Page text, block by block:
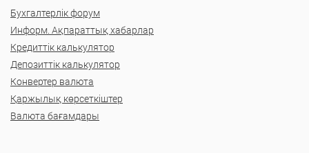
Бухгалтерлік форум
Информ. Ақпараттық хабарлар
Кредиттік калькулятор
Депозиттік калькулятор
Конвертер валюта
Қаржылық көрсеткіштер
Валюта бағамдары